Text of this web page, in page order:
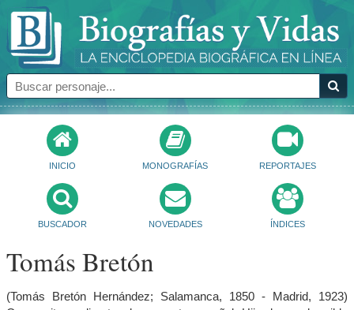
INICIO MONOGRAFÍAS REPORTAJES
BUSCADOR NOVEDADES ÍNDICES
Tomás Bretón
(Tomás Bretón Hernández; Salamanca, 1850 - Madrid, 1923)